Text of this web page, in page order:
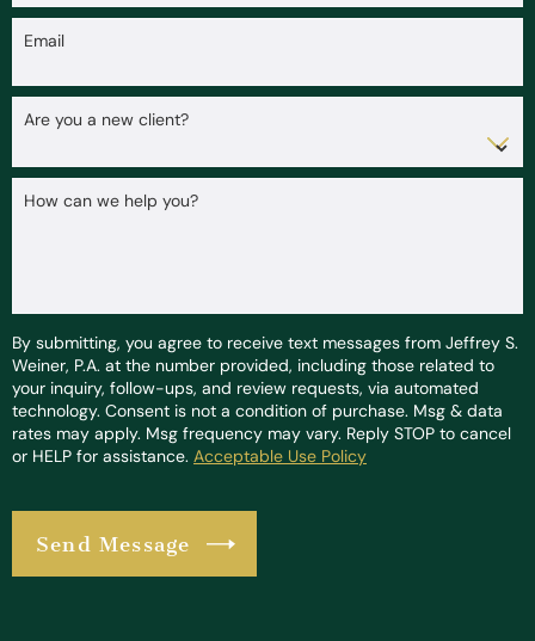
Email
Are you a new client?
How can we help you?
By submitting, you agree to receive text messages from Jeffrey S.
Weiner, P.A. at the number provided, including those related to
your inquiry, follow-ups, and review requests, via automated
technology. Consent is not a condition of purchase. Msg & data
rates may apply. Msg frequency may vary. Reply STOP to cancel
or HELP for assistance. Acceptable Use Policy